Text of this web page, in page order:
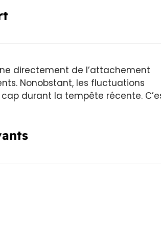
directement de l’attachement
Nonobstant, les fluctuations
durant la tempête récente.